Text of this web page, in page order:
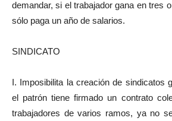
demandar, si el trabajador gana en tres
sólo paga un año de salarios.
SINDICATO
I. Imposibilita la creación de sindicatos
el patrón tiene firmado un contrato
trabajadores de varios ramos, ya no